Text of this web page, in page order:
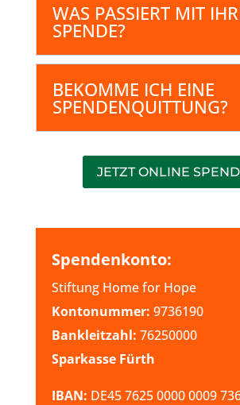
WAS PASSIERT MIT
SPENDE?
BEKOMME ICH EINE
SPENDENQUITTUNG?
JETZT ONLINE
Spendenkonto:
Stiftung Home for Hope
Kontonummer: 9736190
Bankleitzahl: 76250000
Sparkasse Fürth
IBAN: DE45 7625 0000 0009